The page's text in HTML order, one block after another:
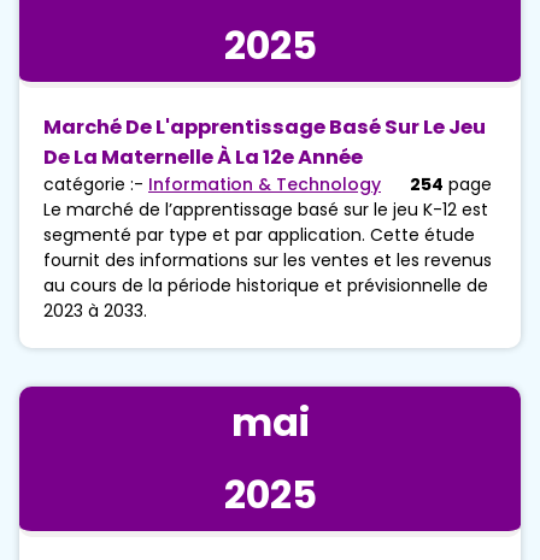
2025
Marché De L'apprentissage Basé Sur Le Jeu
De La Maternelle À La 12e Année
catégorie :- Information & Technology 254 page
Le marché de l’apprentissage basé sur le jeu K-12 est
segmenté par type et par application. Cette étude
fournit des informations sur les ventes et les revenus
au cours de la période historique et prévisionnelle de
2023 à 2033.
mai
2025